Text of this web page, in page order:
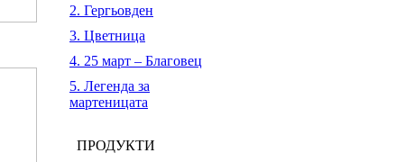
2. Гергьовден
3. Цветница
4. 25 март – Благовец
5. Легенда за
мартеницата
ПРОДУКТИ